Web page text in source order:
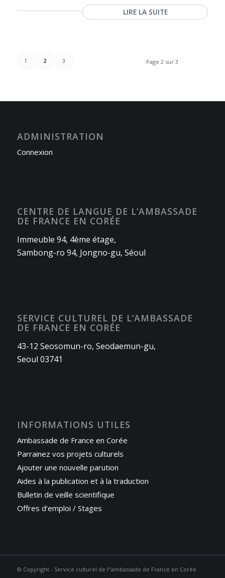
LIRE LA SUITE
Page 2 sur 3
1 2 3
ADMINISTRATION
Connexion
CENTRE DE LANGUE DE L’AMBASSADE
DE FRANCE EN CORÉE
Immeuble 94, 4ème étage,
Sambong-ro 94, Jongno-gu, Séoul
SERVICE CULTUREL DE L’AMBASSADE
DE FRANCE EN CORÉE
43-12 Seosomun-ro, Seodaemun-gu,
Seoul 03741
INFORMATIONS UTILES
Ambassade de France en Corée
Parrainez vos projets culturels
Ajouter une nouvelle parution
Aides à la publication et à la traduction
Bulletin de veille scientifique
Offres d’emploi / Stages
© Copyright - Service culturel de l"ambassade de France en Corée